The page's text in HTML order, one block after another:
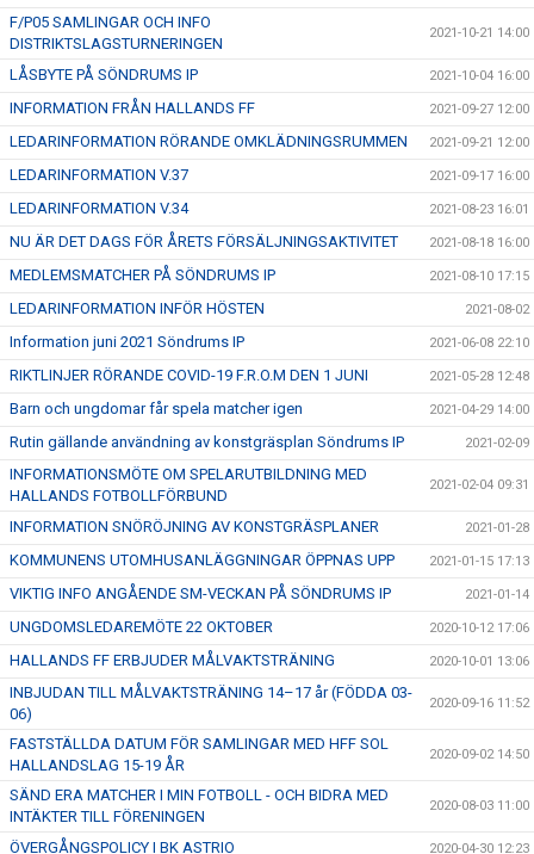
F/P05 SAMLINGAR OCH INFO
DISTRIKTSLAGSTURNERINGEN
2021-10-21 14:00
LÅSBYTE PÅ SÖNDRUMS IP 2021-10-04 16:00
INFORMATION FRÅN HALLANDS FF 2021-09-27 12:00
LEDARINFORMATION RÖRANDE OMKLÄDNINGSRUMMEN 2021-09-21 12:00
LEDARINFORMATION V.37 2021-09-17 16:00
LEDARINFORMATION V.34 2021-08-23 16:01
NU ÄR DET DAGS FÖR ÅRETS FÖRSÄLJNINGSAKTIVITET 2021-08-18 16:00
MEDLEMSMATCHER PÅ SÖNDRUMS IP 2021-08-10 17:15
LEDARINFORMATION INFÖR HÖSTEN 2021-08-02
Information juni 2021 Söndrums IP 2021-06-08 22:10
RIKTLINJER RÖRANDE COVID-19 F.R.O.M DEN 1 JUNI 2021-05-28 12:48
Barn och ungdomar får spela matcher igen 2021-04-29 14:00
Rutin gällande användning av konstgräsplan Söndrums IP 2021-02-09
INFORMATIONSMÖTE OM SPELARUTBILDNING MED
HALLANDS FOTBOLLFÖRBUND
2021-02-04 09:31
INFORMATION SNÖRÖJNING AV KONSTGRÄSPLANER 2021-01-28
KOMMUNENS UTOMHUSANLÄGGNINGAR ÖPPNAS UPP 2021-01-15 17:13
VIKTIG INFO ANGÅENDE SM-VECKAN PÅ SÖNDRUMS IP 2021-01-14
UNGDOMSLEDAREMÖTE 22 OKTOBER 2020-10-12 17:06
HALLANDS FF ERBJUDER MÅLVAKTSTRÄNING 2020-10-01 13:06
INBJUDAN TILL MÅLVAKTSTRÄNING 14–17 år (FÖDDA 03-
06)
2020-09-16 11:52
FASTSTÄLLDA DATUM FÖR SAMLINGAR MED HFF SOL
HALLANDSLAG 15-19 ÅR
2020-09-02 14:50
SÄND ERA MATCHER I MIN FOTBOLL - OCH BIDRA MED
INTÄKTER TILL FÖRENINGEN
2020-08-03 11:00
ÖVERGÅNGSPOLICY I BK ASTRIO 2020-04-30 12:23